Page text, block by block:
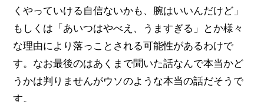
くやっていける自信ないかも、腕はいいんだけど」
もしくは「あいつはやべえ、うますぎる」とか様々
な理由により落っことされる可能性があるわけで
す。なお最後のはあくまで聞いた話なんで本当かど
うかは判りませんがウソのような本当の話だそうで
す。